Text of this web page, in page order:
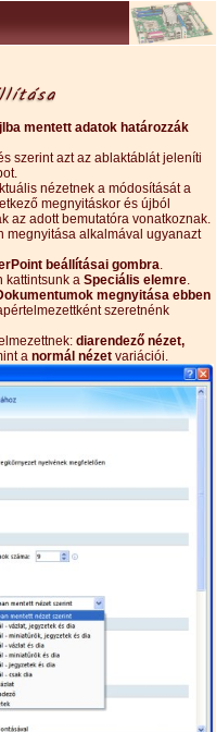
mentett adatok határozzák
szerint azt az ablaktáblát jeleníti
nézetnek a módosítását a
megnyitáskor és újból
az adott bemutatóra vonatkoznak.
megnyitása alkalmával ugyanazt
beállításai gombra.
kattintsunk a Speciális elemre.
megnyitása ebben
szeretnénk
diarendező nézet,
a normál nézet variációi.